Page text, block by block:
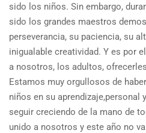
sido los niños. Sin embargo,
sido los grandes maestros
perseverancia, su paciencia, su
inigualable creatividad. Y es por
a nosotros, los adultos,
Estamos muy orgullosos de
niños en su aprendizaje,personal
seguir creciendo de la mano de
unido a nosotros y este año no